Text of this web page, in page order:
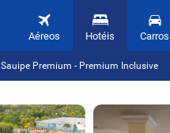
Aéreos Hotéis Carros
Sauipe Premium - Premium Inclusive